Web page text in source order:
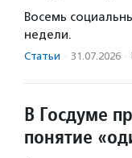
Восемь
недели.
Статьи · 31.07.2026 ·
В Госдуме
понятие